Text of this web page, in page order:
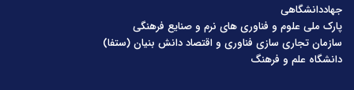
جهاددانشگاهی
پارک ملی علوم و فناوری های نرم و صنایع فرهنگی
سازمان تجاری سازی فناوری و اقتصاد دانش بنیان (ستفا)
دانشگاه علم و فرهنگ